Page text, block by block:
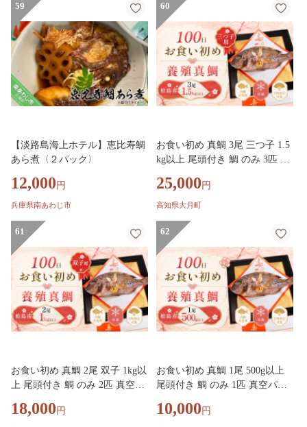
まだい 数量限定 期間限定 鯛 海
の幸 焼き魚 焼魚 鮮魚 愛知県
南知多町 人気 おすすめ
59
【淡路島海上ホテル】恵比寿鯛
あら煮〈２パック〉
12,000 円
兵庫県南あわじ市
60
お食い初め 真鯛 3尾 三つ子 1.5
kg以上 尾頭付き 鯛 のみ 3匹 真
日祝い 鯛の塩焼き お食初め 自
宅 お食い初め料理 初節句 100
影 赤ちゃん ベビー 魚 高知県
柏島産 大月町
25,000 円
高知県大月町
61
お食い初め 真鯛 2尾 双子 1kg以
上 尾頭付き 鯛 のみ 2匹 真空パ
い 鯛の塩焼き お食初め 自宅 お
18,000 円
62
お食い初め 真鯛 1尾 500g以上
尾頭付き 鯛 のみ 1匹 真空パッ
鯛の塩焼き お食初め 自宅 お食
10,000 円